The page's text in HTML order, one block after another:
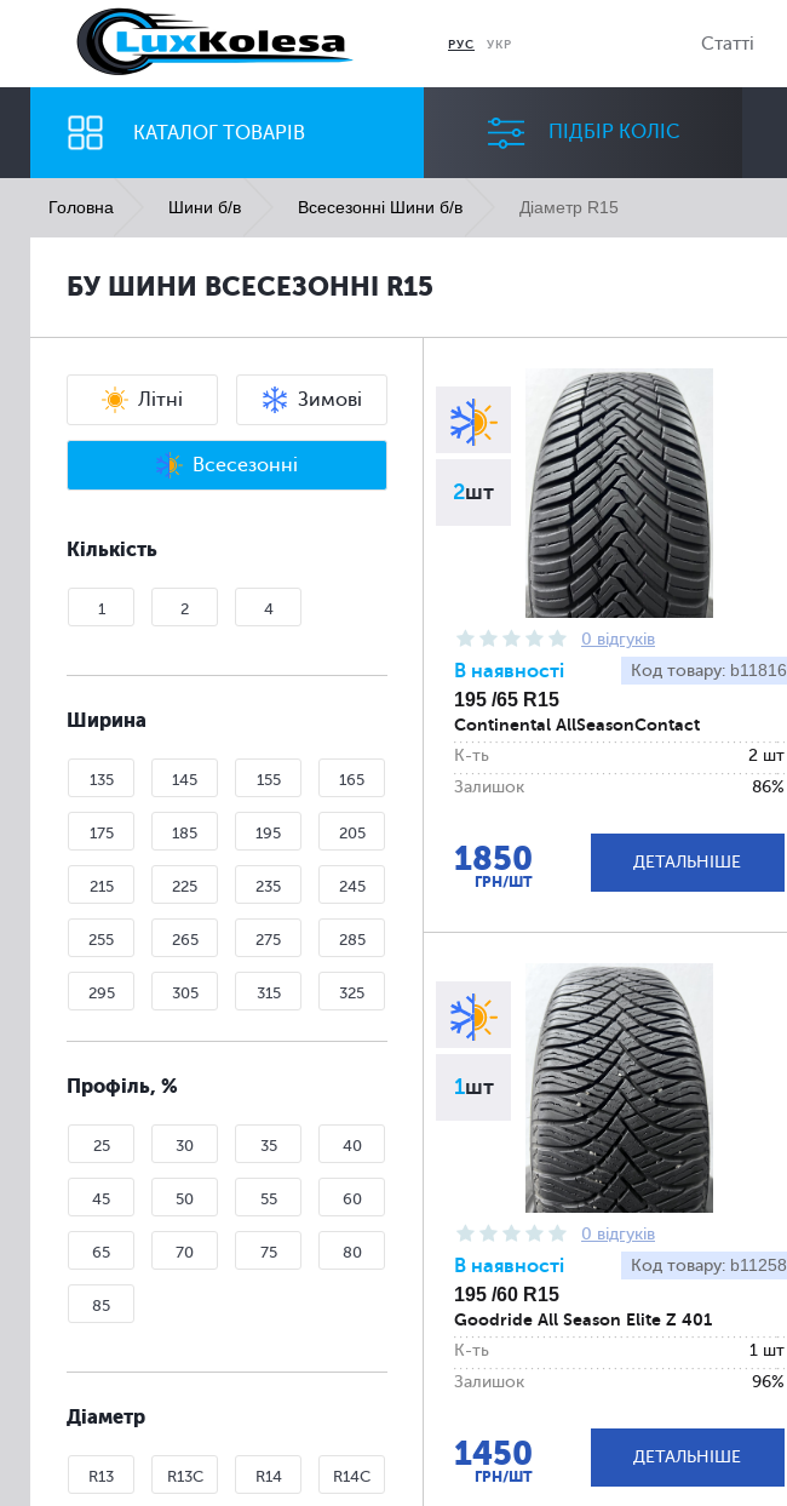
РУС УКР Статті
КАТАЛОГ ТОВАРІВ ПІДБІР КОЛІС
ШИНИ ДИСКИ
Всі
Головна Шини б/в Всесезонні Шини б/в Діаметр R15
БУ ШИНИ ВСЕСЕЗОННІ R15
Літні Зимові
Всесезонні
Кількість
1 2 4
Ширина
135 145 155 165
175 185 195 205
215 225 235 245
255 265 275 285
295 305 315 325
335
Профіль, %
25 30 35 40
45 50 55 60
65 70 75 80
85
Діаметр
R13 R13C R14 R14C
2шт
0 відгуків
Код товару: b11816
В наявності
195 /65 R15
Continental AllSeasonContact
К-ть
2 шт
Залишок
86%
1850
ГРН/ШТ
ДЕТАЛЬНІШЕ
1шт
0 відгуків
Код товару: b11258
В наявності
195 /60 R15
Goodride All Season Elite Z 401
К-ть
1 шт
Залишок
96%
1450
ГРН/ШТ
ДЕТАЛЬНІШЕ